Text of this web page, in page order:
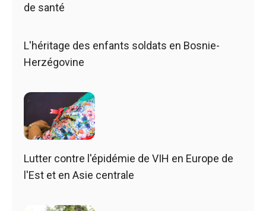
de santé
L'héritage des enfants soldats en Bosnie-
Herzégovine
Lutter contre l'épidémie de VIH en Europe de
l'Est et en Asie centrale